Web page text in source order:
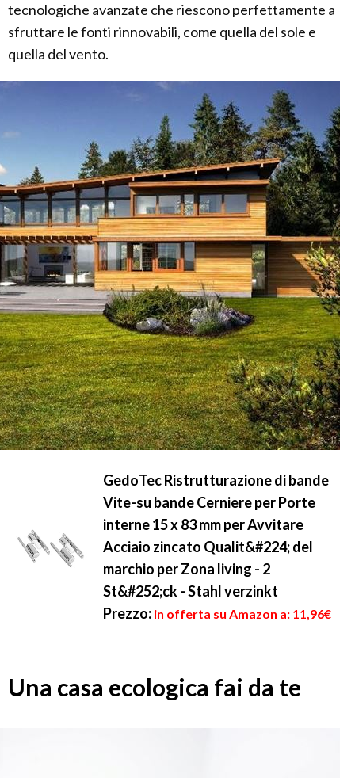
tecnologiche avanzate che riescono perfettamente a
sfruttare le fonti rinnovabili, come quella del sole e
quella del vento.
GedoTec Ristrutturazione di bande
Vite-su bande Cerniere per Porte
interne 15 x 83 mm per Avvitare
Acciaio zincato Qualit&#224; del
marchio per Zona living - 2
St&#252;ck - Stahl verzinkt
Prezzo: in offerta su Amazon a: 11,96€
Una casa ecologica fai da te